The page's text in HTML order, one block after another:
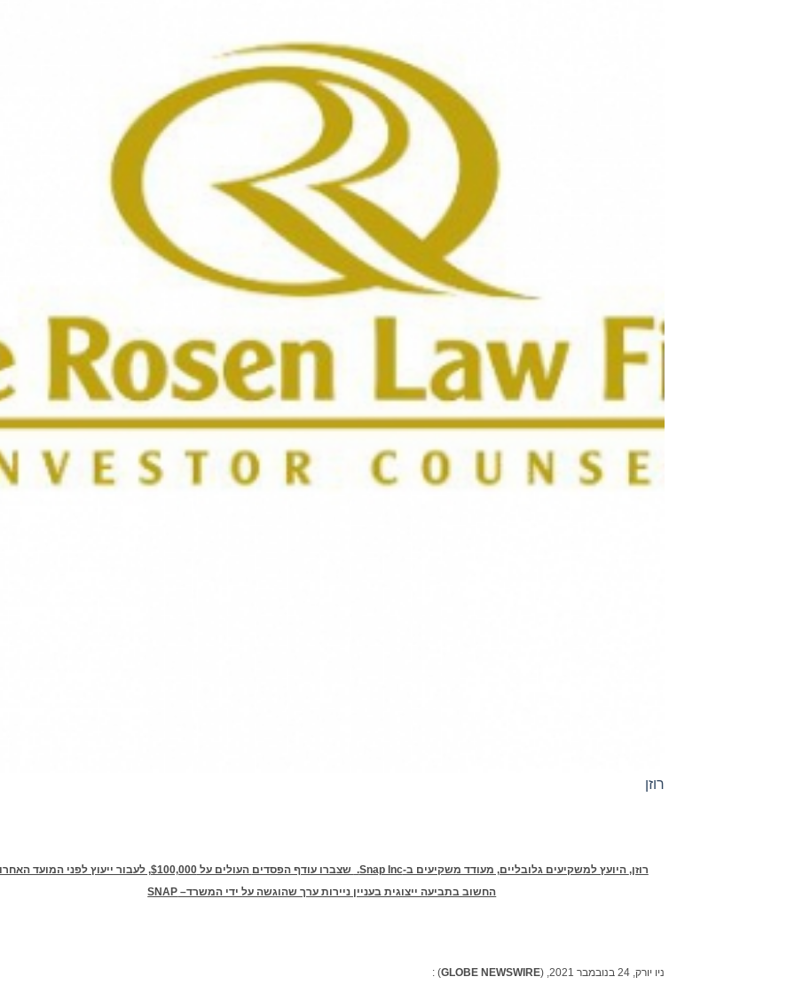
רוזן
רוזן, היועץ למשקיעים גלובליים, מעודד משקיעים ב-Snap Inc. שצברו עודף הפסדים
העולים על $100,000, לעבור ייעוץ לפני המועד
החשוב בתביעה ייצוגית בעניין ניירות ערך שהוגשה על ידי המשרד– SNAP
ניו יורק, 24 בנובמבר 2021, ( GLOBE NEWSWIRE
) :